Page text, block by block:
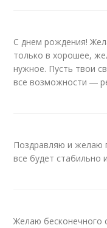
С днем рождения!
только в хорошее,
нужное. Пусть твои
все возможности ―
Поздравляю и желаю
все будет стабильно
Желаю бесконечного